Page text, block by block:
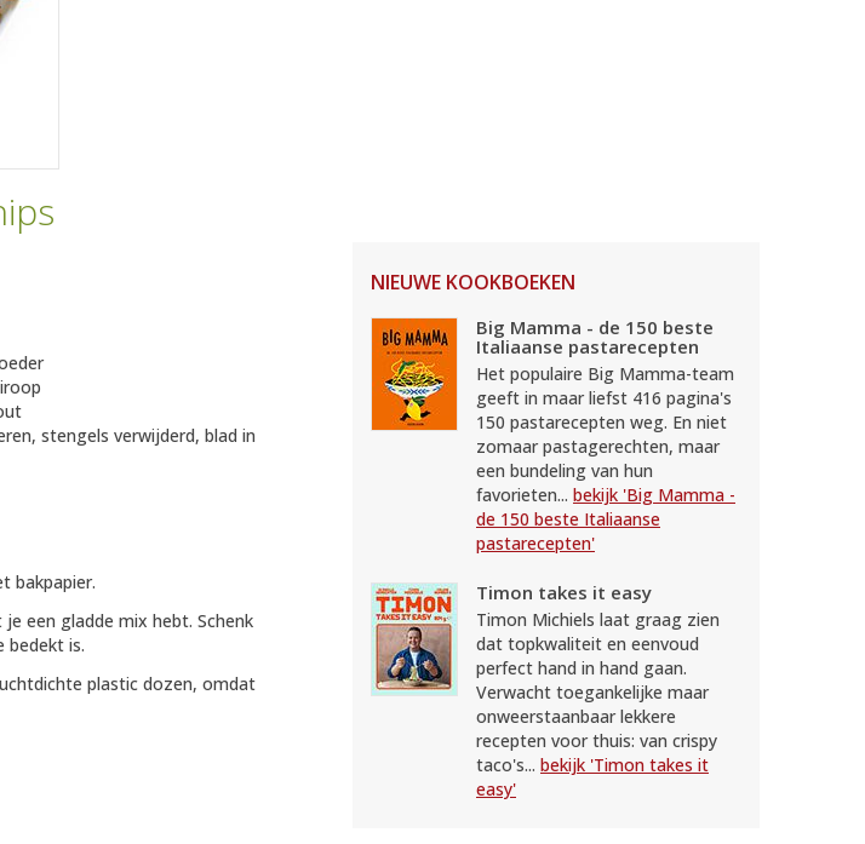
stengels verwijderd, blad in
bakpapier.
een gladde mix hebt. Schenk
bedekt is.
plastic dozen, omdat
NIEUWE KOOKBOEKEN
Big Mamma - de 150 beste
Italiaanse pastarecepten
Het populaire Big Mamma-team
geeft in maar liefst 416 pagina's
150 pastarecepten weg. En niet
zomaar pastagerechten, maar
een bundeling van hun
favorieten... bekijk 'Big Mamma -
de 150 beste Italiaanse
pastarecepten'
Timon takes it easy
Timon Michiels laat graag zien
dat topkwaliteit en eenvoud
perfect hand in hand gaan.
Verwacht toegankelijke maar
onweerstaanbaar lekkere
recepten voor thuis: van crispy
taco's... bekijk 'Timon takes it
easy'